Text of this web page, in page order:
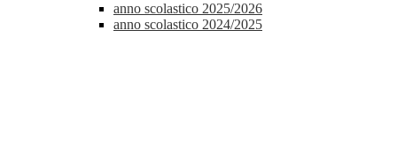
anno scolastico 2025/2026
anno scolastico 2024/2025